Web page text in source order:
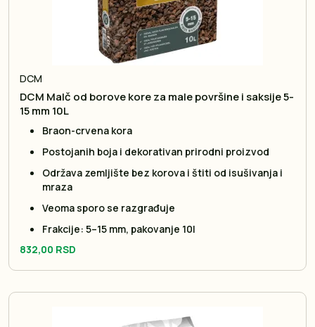
DCM
DCM Malč od borove kore za male površine i saksije 5-
15 mm 10L
Braon-crvena kora
Postojanih boja i dekorativan prirodni proizvod
Održava zemljište bez korova i štiti od isušivanja i
mraza
Veoma sporo se razgrađuje
Frakcije: 5–15 mm, pakovanje 10l
832,00 RSD